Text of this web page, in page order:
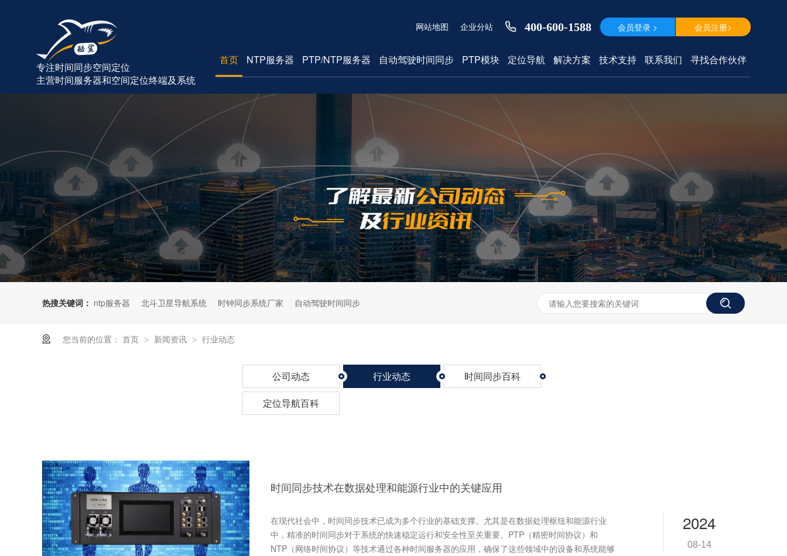
专注时间同步空间定位
主营时间服务器和空间定位终端及系统
网站地图 企业分站 400-600-1588 会员登录 > 会员注册>
首页 NTP服务器 PTP/NTP服务器 自动驾驶时间同步 PTP模块 定位导航 解决方案 技术支持 联系我们 寻找合作伙伴
热搜关键词： ntp服务器 北斗卫星导航系统 时钟同步系统厂家 自动驾驶时间同步
您当前的位置： 首页 > 新闻资讯 > 行业动态
公司动态 行业动态
时间同步百科
定位导航百科
2024
08-14
时间同步技术在数据处理和能源行业中的关键应用
在现代社会中，时间同步技术已成为多个行业的基础支撑。尤其是在数据处理枢纽和能源行业
中，精准的时间同步对于系统的快速稳定运行和安全性至关重要。PTP（精密时间协议）和
NTP（网络时间协议）等技术通过各种时间服务器的应用，确保了这些领域中的设备和系统能够